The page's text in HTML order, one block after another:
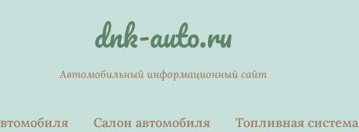
dnk-auto.ru
Автомобильный информационный сайт
Салон автомобиля Топливная система